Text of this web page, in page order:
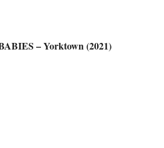
– Yorktown (2021)